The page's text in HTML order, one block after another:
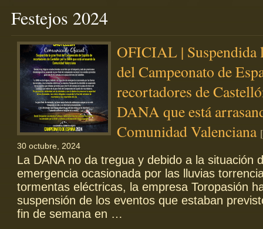
Festejos 2024
OFICIAL | Suspendida
del Campeonato de
recortadores de
DANA que está
Comunidad Valenciana
30 octubre, 2024
La DANA no da tregua y debido a la situación
emergencia ocasionada por las lluvias
tormentas eléctricas, la empresa Toropasión
suspensión de los eventos que estaban
fin de semana en …